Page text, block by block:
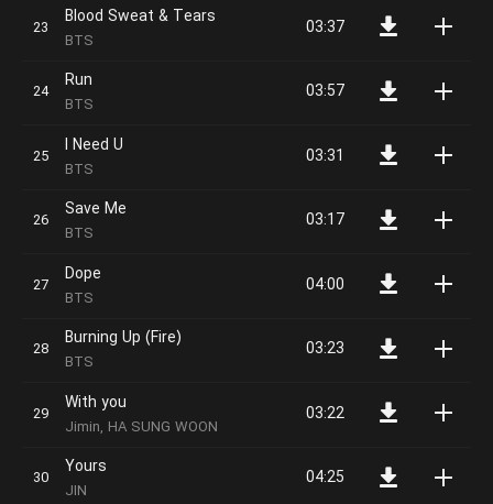
Blood Sweat & Tears
BTS
03:37
Run
BTS
03:57
I Need U
BTS
03:31
Save Me
BTS
03:17
Dope
BTS
04:00
Burning Up (Fire)
BTS
03:23
With you
Jimin, HA SUNG WOON
03:22
Yours
JIN
04:25